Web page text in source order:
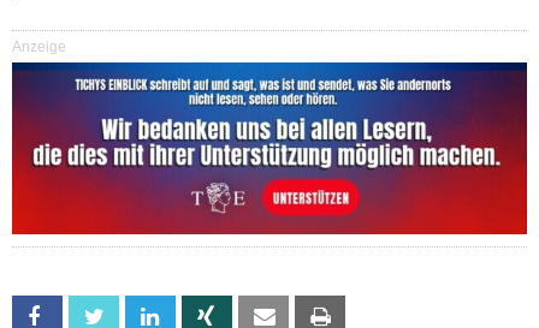
Anzeige
Facebook Twitter Linkedin Xing Email